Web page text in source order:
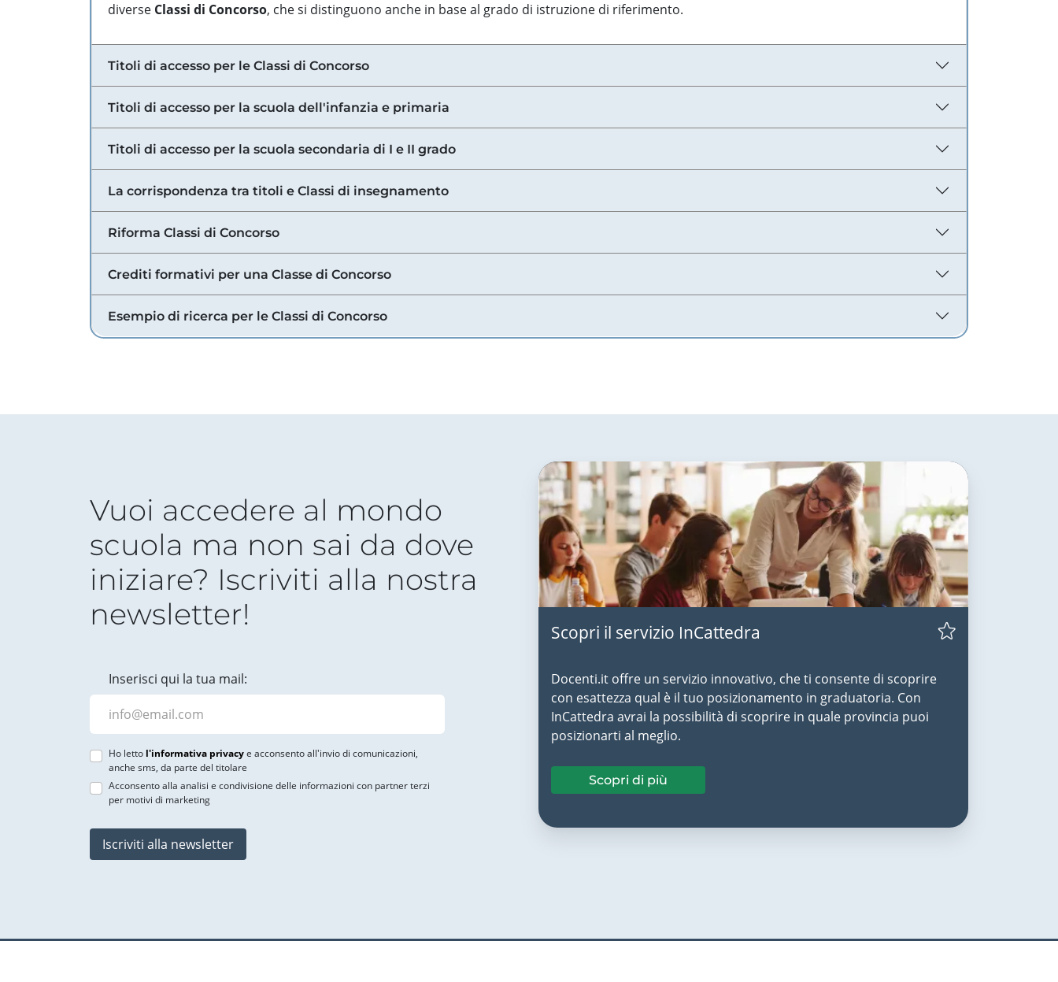
diverse Classi di Concorso, che si distinguono anche in base al grado di istruzione di riferimento.
Titoli di accesso per le Classi di Concorso
Titoli di accesso per la scuola dell'infanzia e primaria
Titoli di accesso per la scuola secondaria di I e II grado
La corrispondenza tra titoli e Classi di insegnamento
Riforma Classi di Concorso
Crediti formativi per una Classe di Concorso
Esempio di ricerca per le Classi di Concorso
Vuoi accedere al mondo
scuola ma non sai da dove
iniziare? Iscriviti alla nostra
newsletter!
Inserisci qui la tua mail:
Ho letto l'informativa privacye acconsento all'invio di comunicazioni,
anche sms, da parte del titolare
Acconsento alla analisi e condivisione delle informazioni con partner terzi
per motivi di marketing
Iscriviti alla newsletter
Scopri il servizio InCattedra
Docenti.it offre un servizio innovativo, che ti consente di scoprire
con esattezza qual è il tuo posizionamento in graduatoria. Con
InCattedra avrai la possibilità di scoprire in quale provincia puoi
posizionarti al meglio.
Scopri di più